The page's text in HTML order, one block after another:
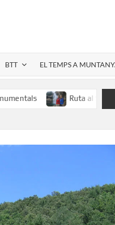
BTT EL TEMPS A
Ruta al Salt de Sallent: